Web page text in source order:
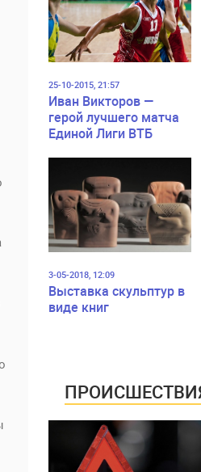
25-10-2015, 21:57
Иван Викторов —
герой лучшего матча
Единой Лиги ВТБ
3-05-2018, 12:09
Выставка скульптур в
виде книг